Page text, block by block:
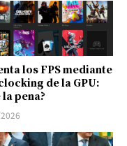
los FPS mediante
de la GPU:
la pena?